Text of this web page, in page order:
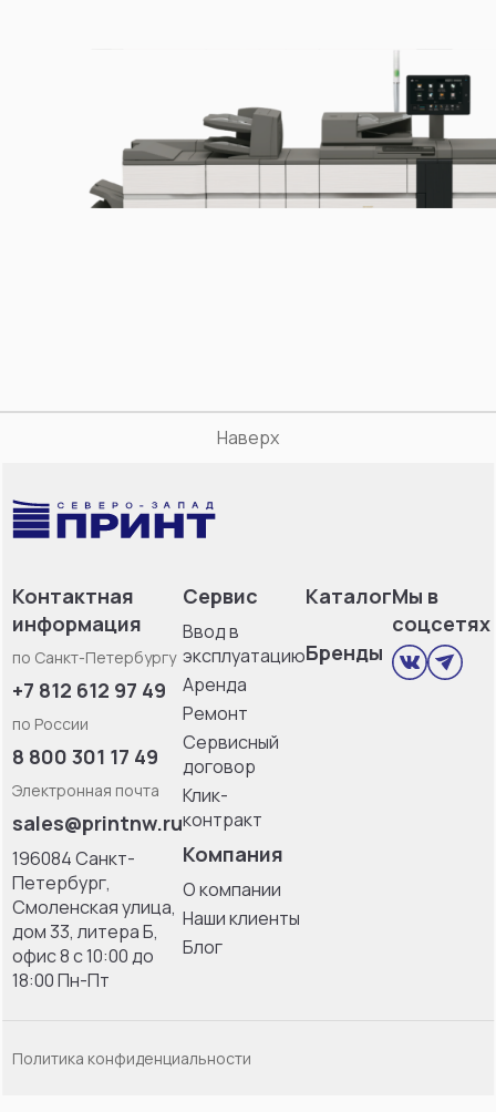
Наверх
Контактная
информация
по Санкт-Петербургу
+7 812 612 97 49
по России
8 800 301 17 49
Электронная почта
sales@printnw.ru
196084 Санкт-
Петербург,
Смоленская улица,
дом 33, литерa Б,
офис 8 с 10:00 до
18:00 Пн-Пт
Сервис
Ввод в
эксплуатацию
Аренда
Ремонт
Сервисный
договор
Клик-
контракт
Компания
О компании
Наши клиенты
Блог
Каталог
Бренды
Мы в
соцсетях
Политика конфиденциальности